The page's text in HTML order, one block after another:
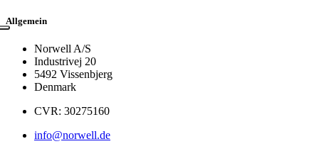
Allgemein
Norwell A/S
Industrivej 20
5492 Vissenbjerg
Denmark
CVR: 30275160
info@norwell.de